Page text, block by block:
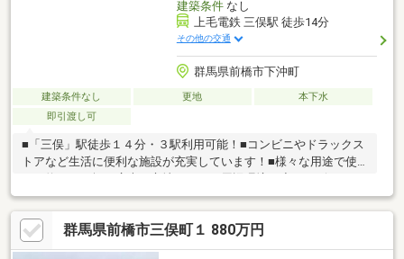
建築条件なし
上毛電鉄 三俣駅 徒歩14分
その他の交通
群馬県前橋市下沖町
建築条件なし 更地
本下水
即引渡し可
■「三俣」駅徒歩１４分・３駅利用可能！■コンビニやドラックス
トアなど生活に便利な施設が充実しています！■様々な用途で使
ーソン）・・・徒歩6分◆ドラックストア（スギ薬局）・・・徒
歩6分◆小学校（前橋市立桃木小学校）・・・徒歩9分◆郵便局
（前橋三俣郵便局）・・・徒歩12分
群馬県前橋市三俣町１ 880万円